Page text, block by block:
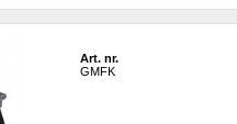
Art. nr.
GMFK